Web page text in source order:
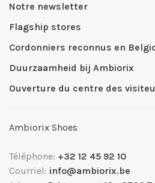
Notre newsletter
Flagship stores
Cordonniers reconnus en
Duurzaamheid bij Ambiorix
Ouverture du centre des
Ambiorix Shoes
Téléphone: +32 12 45 92 10
Courriel: info@ambiorix.be